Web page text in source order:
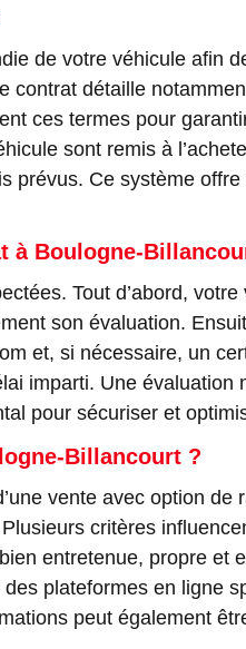
de votre véhicule afin
détaille
ces termes pour
sont remis à
prévus. Ce système
à Boulogne-
Tout d’abord,
son évaluation.
et, si nécessaire, un
imparti. Une
pour sécuriser et
Billancourt ?
vente avec option
critères
entretenue, propre et
plateformes en ligne
peut également